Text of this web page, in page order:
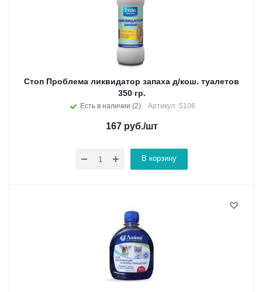
Стоп Проблема ликвидатор запаха д/кош. туалетов
350 гр.
Есть в наличии (2) Артикул: S106
167руб./шт
В корзину